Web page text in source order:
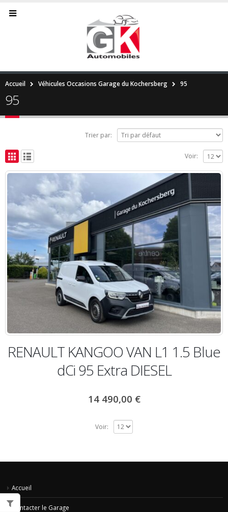
Accueil Véhicules Occasions Garage du Kochersberg 95
95
Trier par:
Voir:
RENAULT KANGOO VAN L1 1.5 Blue
dCi 95 Extra DIESEL
14 490,00 €
Voir:
Accueil
Contacter le Garage